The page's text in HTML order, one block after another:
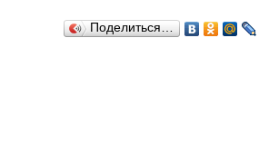
Поделиться…